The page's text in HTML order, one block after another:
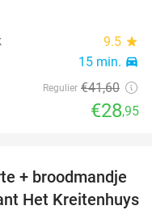
9.5 star
15 min. directions_car
Regulier €41,60
€28,95
38%
+ broodmandje
Het Kreitenhuys